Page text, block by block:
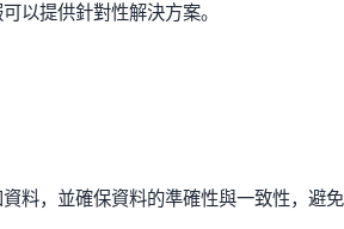
以提供針對性解決方案。
料，並確保資料的準確性與一致性，避免